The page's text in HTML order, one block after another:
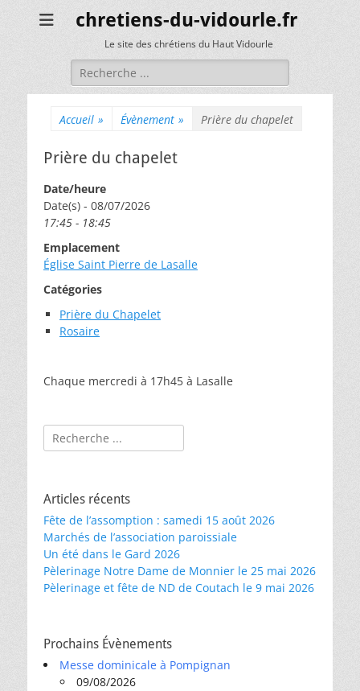
chretiens-du-vidourle.fr
Le site des chrétiens du Haut Vidourle
Rechercher :
Accueil » Évènement » Prière du chapelet
Prière du chapelet
Date/heure
Date(s) - 08/07/2026
17:45 - 18:45
Emplacement
Église Saint Pierre de Lasalle
Catégories
Prière du Chapelet
Rosaire
Chaque mercredi à 17h45 à Lasalle
Rechercher :
Articles récents
Fête de l’assomption : samedi 15 août 2026
Marchés de l’association paroissiale
Un été dans le Gard 2026
Pèlerinage Notre Dame de Monnier le 25 mai 2026
Pèlerinage et fête de ND de Coutach le 9 mai 2026
Prochains Évènements
Messe dominicale à Pompignan
09/08/2026